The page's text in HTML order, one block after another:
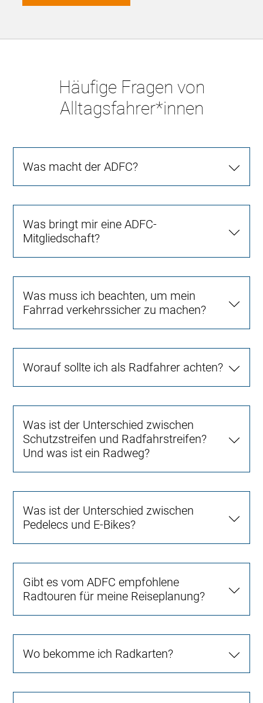
Häufige Fragen von
Alltagsfahrer*innen
Was macht der ADFC?
Was bringt mir eine ADFC-
Mitgliedschaft?
Was muss ich beachten, um mein
Fahrrad verkehrssicher zu machen?
Worauf sollte ich als Radfahrer achten?
Was ist der Unterschied zwischen
Schutzstreifen und Radfahrstreifen?
Und was ist ein Radweg?
Was ist der Unterschied zwischen
Pedelecs und E-Bikes?
Gibt es vom ADFC empfohlene
Radtouren für meine Reiseplanung?
Wo bekomme ich Radkarten?